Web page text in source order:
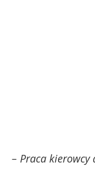
– Praca kierowcy